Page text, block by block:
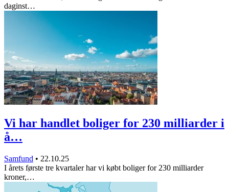
daginst…
Vi har handlet boliger for 230 milliarder i
å…
Samfund • 22.10.25
I årets første tre kvartaler har vi købt boliger for 230 milliarder
kroner,…